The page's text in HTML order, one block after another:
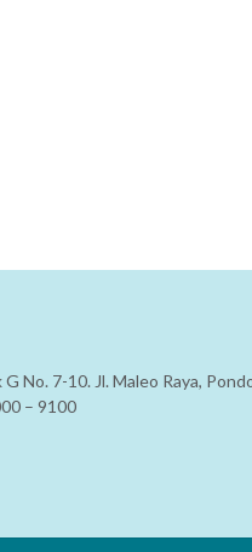
No. 7-10. Jl. Maleo Raya,
– 9100